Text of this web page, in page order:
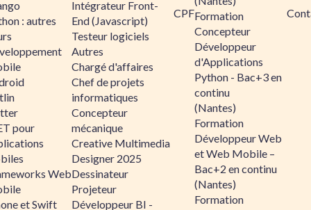
: autres
pour
Web
et Swift
Intégrateur Front-
End (Javascript)
Testeur logiciels
Autres
Chargé d'affaires
Chef de projets
informatiques
Concepteur
mécanique
Creative Multimedia
Designer 2025
Dessinateur
Projeteur
Développeur BI -
CPFFormation
Concepteur
Développeur
d'Applications
Python - Bac+3 en
continu
(Nantes)
Formation
Développeur Web
et Web Mobile –
Bac+2 en continu
(Nantes)
Formation